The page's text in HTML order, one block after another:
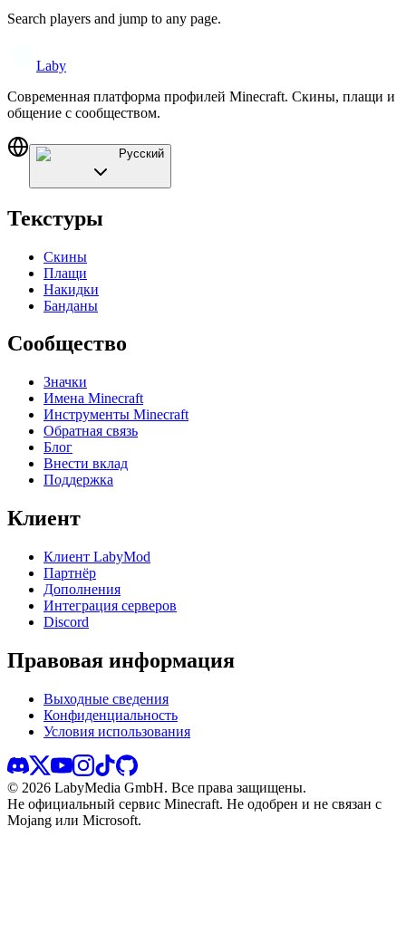
Search players and jump to any page.
Laby
Современная платформа профилей Minecraft. Скины, плащи и
общение с сообществом.
Русский
Текстуры
Скины
Плащи
Накидки
Банданы
Сообщество
Значки
Имена Minecraft
Инструменты Minecraft
Обратная связь
Блог
Внести вклад
Поддержка
Клиент
Клиент LabyMod
Партнёр
Дополнения
Интеграция серверов
Discord
Правовая информация
Выходные сведения
Конфиденциальность
Условия использования
© 2026 LabyMedia GmbH. Все права защищены.
Не официальный сервис Minecraft. Не одобрен и не связан с
Mojang или Microsoft.